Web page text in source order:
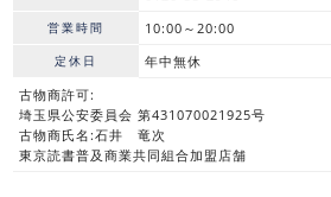
営業時間 10:00～20:00
定休日
年中無休
古物商許可:
埼玉県公安委員会 第431070021925号
古物商氏名:石井 竜次
東京読書普及商業共同組合加盟店舗